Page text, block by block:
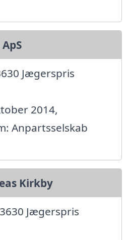
Jægerspris
2014,
Anpartsselskab
Kirkby
Jægerspris